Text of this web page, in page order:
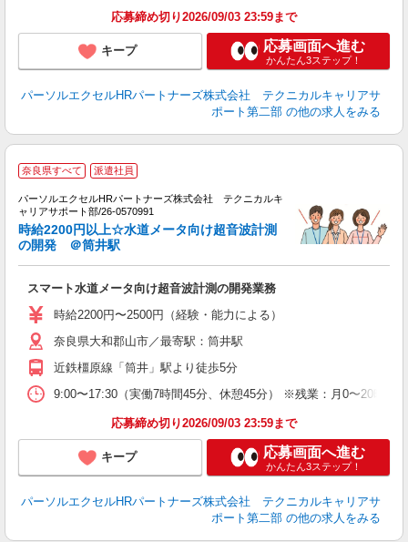
応募締め切り2026/09/03 23:59まで
キープ 応募画面へ進む
かんたん3ステップ！
パーソルエクセルHRパートナーズ株式会社 テクニカルキャリアサ
ポート第二部 の他の求人をみる
奈良県すべて 派遣社員
パーソルエクセルHRパートナーズ株式会社 テクニカルキ
ャリアサポート部/26-0570991
時給2200円以上☆水道メータ向け超音波計測
の開発 ＠筒井駅
スマート水道メータ向け超音波計測の開発業務
時給2200円〜2500円（経験・能力による）
奈良県大和郡山市／最寄駅：筒井駅
近鉄橿原線「筒井」駅より徒歩5分
9:00〜17:30（実働7時間45分、休憩45分） ※残業：月0〜20時間
応募締め切り2026/09/03 23:59まで
キープ 応募画面へ進む
かんたん3ステップ！
パーソルエクセルHRパートナーズ株式会社 テクニカルキャリアサ
ポート第二部 の他の求人をみる